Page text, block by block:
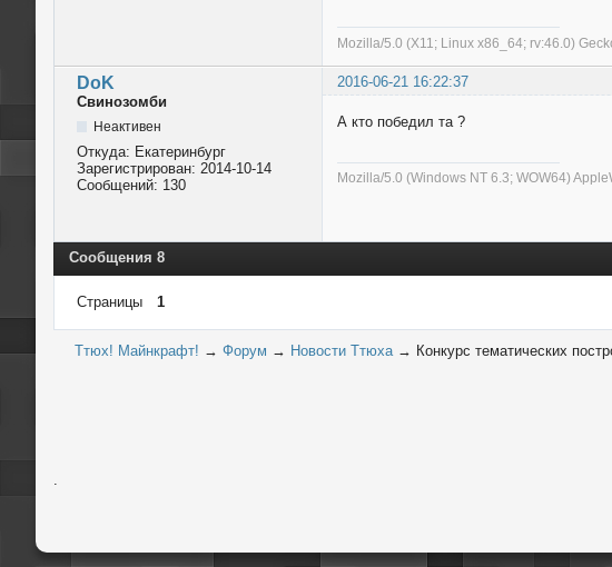
Mozilla/5.0 (X11; Linux x86_64; rv:46.0)
DoK
2016-06-21 16:22:37
Свинозомби
Неактивен
Откуда: Екатеринбург
Зарегистрирован: 2014-10-14
Сообщений: 130
А кто победил та ?
Mozilla/5.0 (Windows NT 6.3; WOW64)
Сообщения 8
Страницы 1
Ттюх! Майнкрафт! → Форум → Новости Ттюха → Конкурс тематических
.